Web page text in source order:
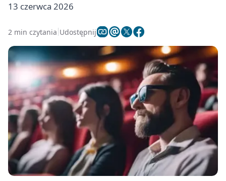
13 czerwca 2026
2 min czytania Udostępnij